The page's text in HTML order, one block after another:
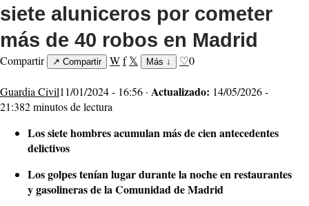
siete aluniceros por cometer
más de 40 robos en Madrid
Compartir ↗ Compartir Wf 𝕏 Más ↓ ♡0
Guardia Civil11/01/2024 - 16:56 · Actualizado: 14/05/2026 -
21:382 minutos de lectura
Los siete hombres acumulan más de cien antecedentes
delictivos
Los golpes tenían lugar durante la noche en restaurantes
y gasolineras de la Comunidad de Madrid